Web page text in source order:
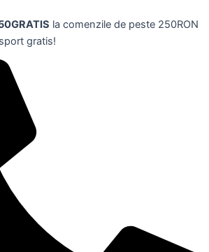
la comenzile de peste 250RON
gratis!